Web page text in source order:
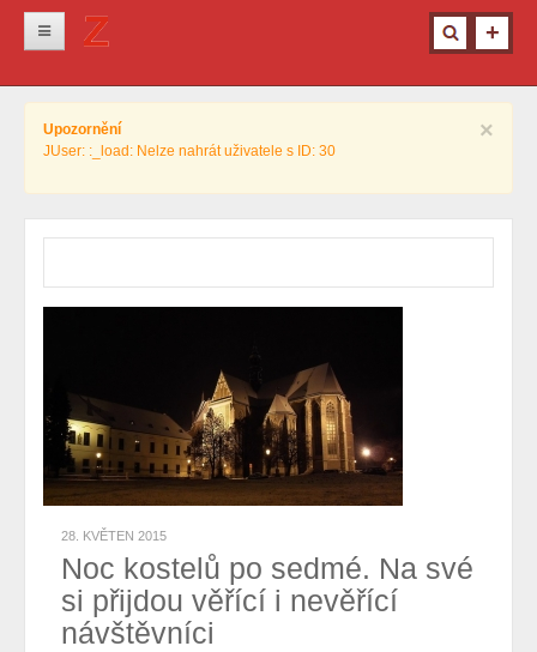
Krimi
Info z města
Ostatní
×
Upozornění
JUser: :_load: Nelze nahrát uživatele s ID: 30
28. KVĚTEN 2015
Noc kostelů po sedmé. Na své
si přijdou věřící i nevěřící
návštěvníci